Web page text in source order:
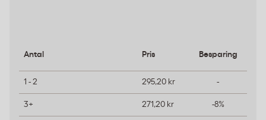
Antal Pris Besparing
1 - 2 295,20 kr -
3+ 271,20 kr -8%